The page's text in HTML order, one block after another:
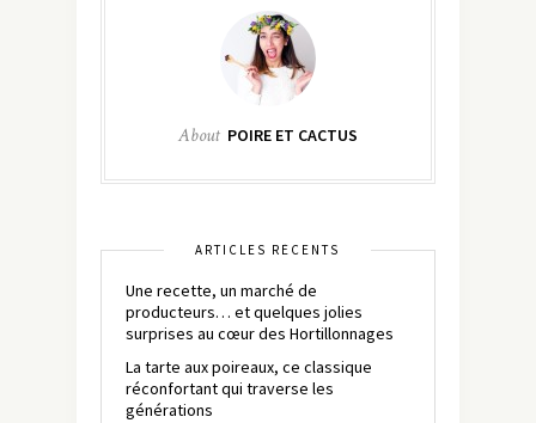
About POIRE ET CACTUS
ARTICLES RÉCENTS
Une recette, un marché de
producteurs… et quelques jolies
surprises au cœur des Hortillonnages
La tarte aux poireaux, ce classique
réconfortant qui traverse les
générations